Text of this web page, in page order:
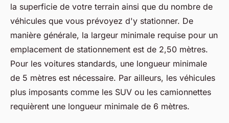
la superficie de votre terrain ainsi que du nombre de
véhicules que vous prévoyez d'y stationner. De
manière générale, la largeur minimale requise pour un
emplacement de stationnement est de 2,50 mètres.
Pour les voitures standards, une longueur minimale
de 5 mètres est nécessaire. Par ailleurs, les véhicules
plus imposants comme les SUV ou les camionnettes
requièrent une longueur minimale de 6 mètres.